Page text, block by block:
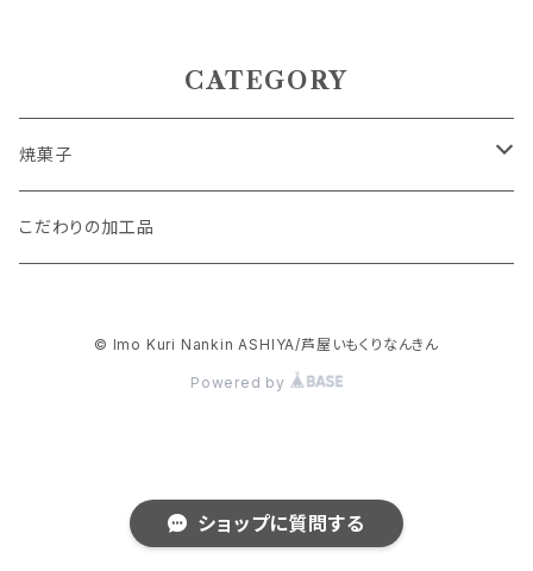
CATEGORY
焼菓子
パウンドケーキ
こだわりの加工品
© Imo Kuri Nankin ASHIYA/芦屋いもくりなんきん
Powered by
ショップに質問する